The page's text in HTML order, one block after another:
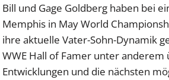
Bill und Gage Goldberg haben bei
Memphis in May World
ihre aktuelle Vater-Sohn-Dynamik
WWE Hall of Famer unter
Entwicklungen und die nächsten